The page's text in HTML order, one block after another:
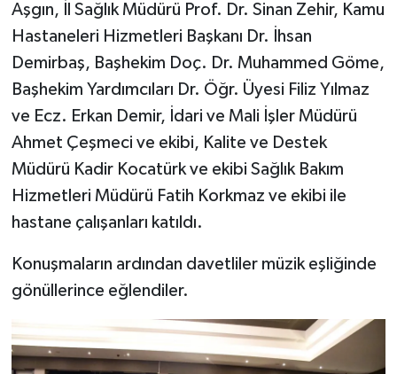
Aşgın, İl Sağlık Müdürü Prof. Dr. Sinan Zehir, Kamu
Hastaneleri Hizmetleri Başkanı Dr. İhsan
Demirbaş, Başhekim Doç. Dr. Muhammed Göme,
Başhekim Yardımcıları Dr. Öğr. Üyesi Filiz Yılmaz
ve Ecz. Erkan Demir, İdari ve Mali İşler Müdürü
Ahmet Çeşmeci ve ekibi, Kalite ve Destek
Müdürü Kadir Kocatürk ve ekibi Sağlık Bakım
Hizmetleri Müdürü Fatih Korkmaz ve ekibi ile
hastane çalışanları katıldı.
Konuşmaların ardından davetliler müzik eşliğinde
gönüllerince eğlendiler.